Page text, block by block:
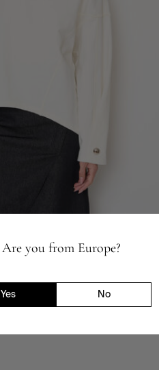
Are you from Europe?
Yes No